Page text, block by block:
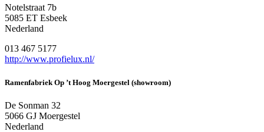
Notelstraat 7b
5085 ET Esbeek
Nederland
013 467 5177
http://www.profielux.nl/
Ramenfabriek Op ’t Hoog Moergestel (showroom)
De Sonman 32
5066 GJ Moergestel
Nederland